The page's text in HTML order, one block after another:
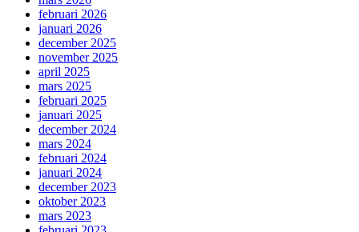
februari 2026
januari 2026
december 2025
november 2025
april 2025
mars 2025
februari 2025
januari 2025
december 2024
mars 2024
februari 2024
januari 2024
december 2023
oktober 2023
mars 2023